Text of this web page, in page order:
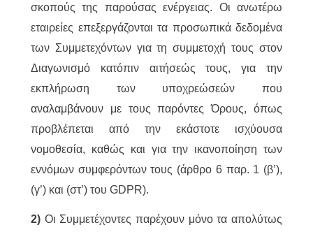
σκοπούς της παρούσας ενέργειας. Οι ανωτέρω
εταιρείες επεξεργάζονται τα προσωπικά δεδομένα
των Συμμετεχόντων για τη συμμετοχή τους στον
Διαγωνισμό κατόπιν αιτήσεώς τους, για την
εκπλήρωση των υποχρεώσεών που
αναλαμβάνουν με τους παρόντες Όρους, όπως
προβλέπεται από την εκάστοτε ισχύουσα
νομοθεσία, καθώς και για την ικανοποίηση των
εννόμων συμφερόντων τους (άρθρο 6 παρ. 1 (β’),
(γ’) και (στ’) του GDPR).
2) Οι Συμμετέχοντες παρέχουν μόνο τα απολύτως